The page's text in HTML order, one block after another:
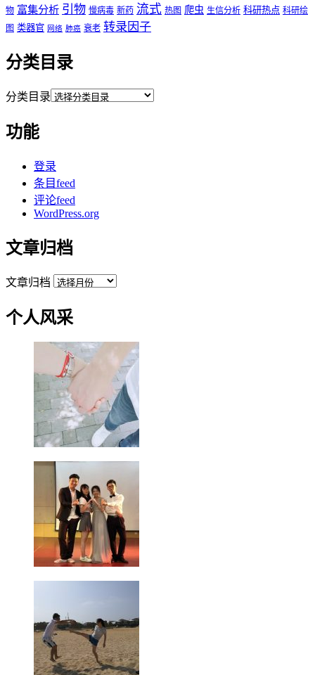
物 富集分析 引物 慢病毒 新药 流式 热图 爬虫 生信分析 科研热点 科研绘
图 类器官 网络 肺癌 衰老 转录因子
分类目录
分类目录
功能
登录
条目feed
评论feed
WordPress.org
文章归档
文章归档
个人风采